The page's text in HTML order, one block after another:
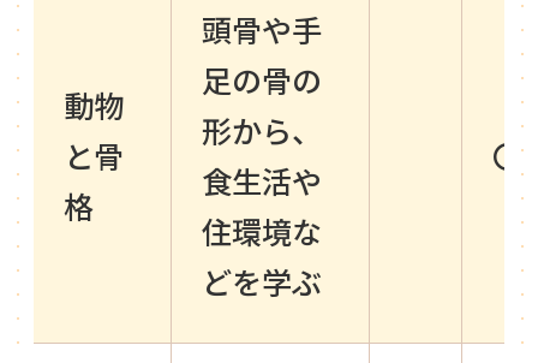
動物
と骨
格
頭骨や手
足の骨の
形から、
食生活や
住環境な
どを学ぶ
〇